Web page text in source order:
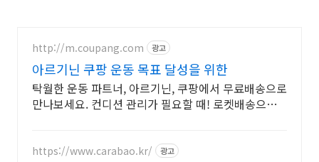
http://m.coupang.com 광고
아르기닌 쿠팡 운동 목표 달성을 위한
탁월한 운동 파트너, 아르기닌, 쿠팡에서 무료배송으로
만나보세요. 컨디션 관리가 필요할 때! 로켓배송으로
https://www.carabao.kr/ 광고